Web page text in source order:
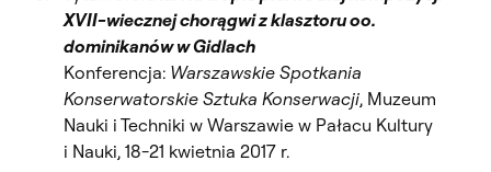
XVII-wiecznej chorągwi z klasztoru oo.
dominikanów w Gidlach
Konferencja: Warszawskie Spotkania
Konserwatorskie Sztuka Konserwacji, Muzeum
Nauki i Techniki w Warszawie w Pałacu Kultury
i Nauki, 18-21 kwietnia 2017 r.